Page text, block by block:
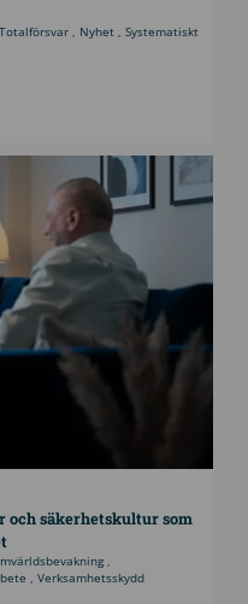
, Nyhet ,Systematiskt
och säkerhetskultur som
,
,Verksamhetsskydd